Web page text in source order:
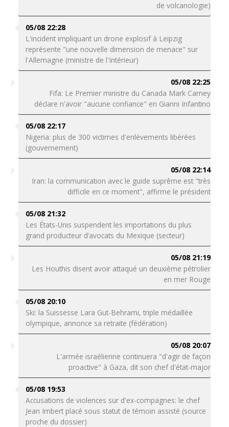
de volcanologie)
05/08 22:28
L'incident impliquant un drone explosif à Leipzig
représente "une nouvelle dimension de menace" sur
l'Allemagne (ministre de l'Intérieur)
05/08 22:25
Fifa: Le Premier ministre du Canada Mark Carney
déclare n'avoir "aucune confiance" en Gianni Infantino
05/08 22:17
Nigeria: plus de 300 victimes d'enlèvements libérées
(gouvernement)
05/08 22:14
Iran: la communication avec le guide suprême est "très
difficile en ce moment", affirme le président
05/08 21:32
Les États-Unis suspendent les importations du plus
grand producteur d’avocats du Mexique (secteur)
05/08 21:19
Les Houthis disent avoir attaqué un deuxième pétrolier
en mer Rouge
05/08 20:10
Ski: la Suissesse Lara Gut-Behrami, triple médaillée
olympique, annonce sa retraite (fédération)
05/08 20:07
L'armée israélienne continuera "d'agir de façon
proactive" à Gaza, dit son chef d'état-major
05/08 19:53
Accusations de violences sur d'ex-compagnes: le chef
Jean Imbert placé sous statut de témoin assisté (source
proche du dossier)